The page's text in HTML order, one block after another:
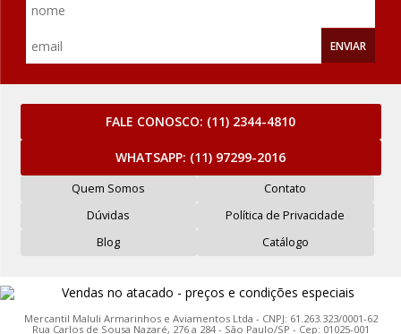
ENVIAR
FALE CONOSCO: (11) 2344-4810
WHATSAPP: (11) 97299-2016
Quem Somos
Contato
Dúvidas
Política de Privacidade
Blog
Catálogo
Mercantil Maluli Armarinhos e Aviamentos Ltda - CNPJ: 61.263.323/0001-62
Rua Carlos de Sousa Nazaré, 276 a 284 - São Paulo/SP - Cep: 01025-001